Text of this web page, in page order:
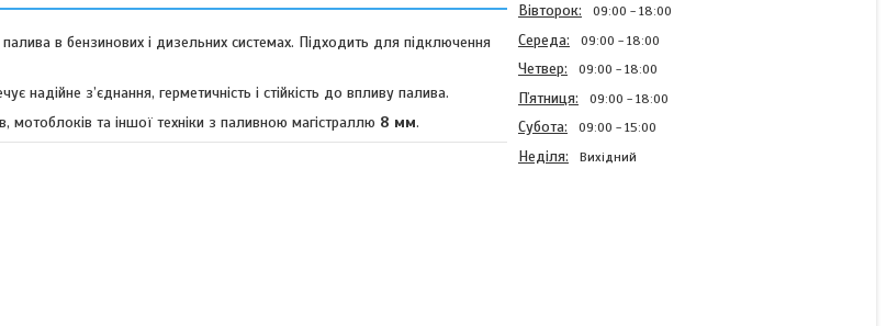
в бензинових і дизельних системах. Підходить для підключення
з’єднання, герметичність і стійкість до впливу палива.
мотоблоків та іншої техніки з паливною магістраллю 8 мм.
Вівторок 09:00 18:00
Середа 09:00 18:00
Четвер 09:00 18:00
Пʼятниця 09:00 18:00
Субота 09:00 15:00
Неділя Вихідний